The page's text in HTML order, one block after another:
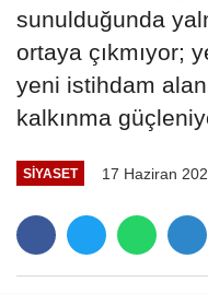
sunulduğunda
ortaya çıkmıyor;
yeni istihdam
kalkınma
SIYASET 17 Haziran